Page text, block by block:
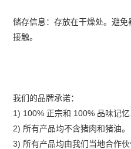
储存信息：存放在干燥处。避
接触。
我们的品牌承诺：
1) 100% 正宗和 100% 品味记忆
2) 所有产品均不含猪肉和猪油。
3) 所有产品均由我们当地合作